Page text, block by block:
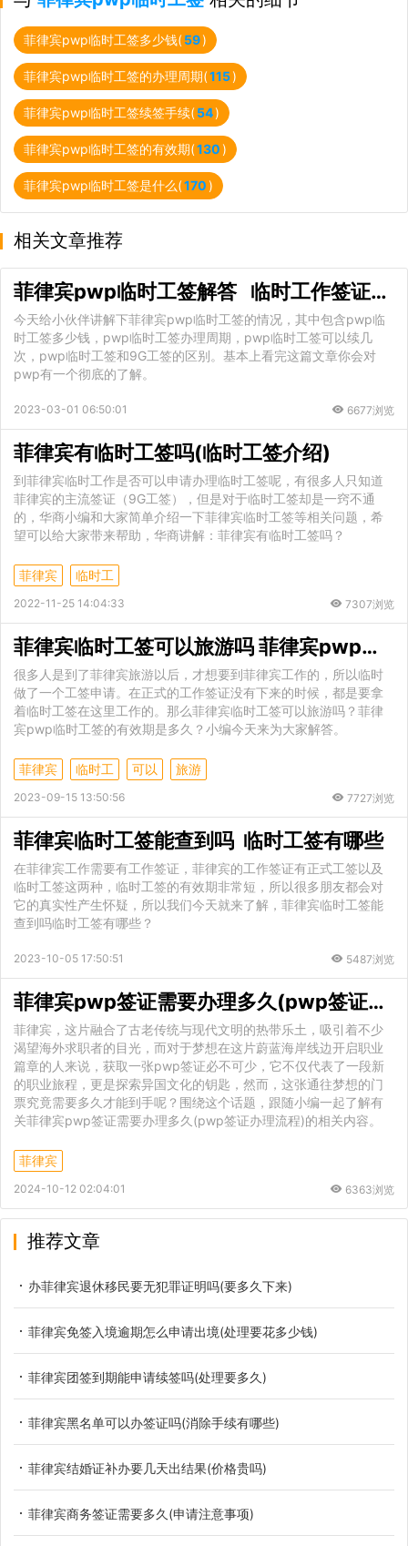
菲律宾pwp临时工签多少钱(59)
菲律宾pwp临时工签的办理周期(115)
菲律宾pwp临时工签续签手续(54)
菲律宾pwp临时工签的有效期(130)
菲律宾pwp临时工签是什么(170)
相关文章推荐
菲律宾pwp临时工签解答 临时工作签证最新价格
今天给小伙伴讲解下菲律宾pwp临时工签的情况，其中包含pwp临
时工签多少钱，pwp临时工签办理周期，pwp临时工签可以续几
次，pwp临时工签和9G工签的区别。基本上看完这篇文章你会对
pwp有一个彻底的了解。
2023-03-01 06:50:01 6677浏览
菲律宾有临时工签吗(临时工签介绍)
到菲律宾临时工作是否可以申请办理临时工签呢，有很多人只知道
菲律宾的主流签证（9G工签），但是对于临时工签却是一窍不通
的，华商小编和大家简单介绍一下菲律宾临时工签等相关问题，希
望可以给大家带来帮助，华商讲解：菲律宾有临时工签吗？
菲律宾 临时工
2022-11-25 14:04:33 7307浏览
菲律宾临时工签可以旅游吗 菲律宾pwp临时工签的有效期是多久
很多人是到了菲律宾旅游以后，才想要到菲律宾工作的，所以临时
做了一个工签申请。在正式的工作签证没有下来的时候，都是要拿
着临时工签在这里工作的。那么菲律宾临时工签可以旅游吗？菲律
宾pwp临时工签的有效期是多久？小编今天来为大家解答。
菲律宾 临时工 可以 旅游
2023-09-15 13:50:56 7727浏览
菲律宾临时工签能查到吗 临时工签有哪些
在菲律宾工作需要有工作签证，菲律宾的工作签证有正式工签以及
临时工签这两种，临时工签的有效期非常短，所以很多朋友都会对
它的真实性产生怀疑，所以我们今天就来了解，菲律宾临时工签能
查到吗临时工签有哪些？
2023-10-05 17:50:51 5487浏览
菲律宾pwp签证需要办理多久(pwp签证办理流程)
菲律宾，这片融合了古老传统与现代文明的热带乐土，吸引着不少
渴望海外求职者的目光，而对于梦想在这片蔚蓝海岸线边开启职业
篇章的人来说，获取一张pwp签证必不可少，它不仅代表了一段新
的职业旅程，更是探索异国文化的钥匙，然而，这张通往梦想的门
票究竟需要多久才能到手呢？围绕这个话题，跟随小编一起了解有
关菲律宾pwp签证需要办理多久(pwp签证办理流程)的相关内容。
菲律宾
2024-10-12 02:04:01 6363浏览
推荐文章
办菲律宾退休移民要无犯罪证明吗(要多久下来)
菲律宾免签入境逾期怎么申请出境(处理要花多少钱)
菲律宾团签到期能申请续签吗(处理要多久)
菲律宾黑名单可以办签证吗(消除手续有哪些)
菲律宾结婚证补办要几天出结果(价格贵吗)
菲律宾商务签证需要多久(申请注意事项)